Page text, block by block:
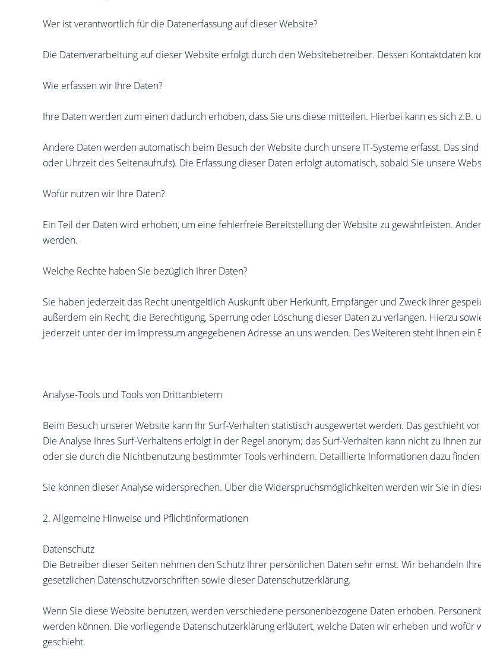
Wer ist verantwortlich für die Datenerfassung auf dieser Website?
Die Datenverarbeitung auf dieser Website erfolgt durch den Websitebetreiber. Dessen Kontaktdaten
Wie erfassen wir Ihre Daten?
Ihre Daten werden zum einen dadurch erhoben, dass Sie uns diese mitteilen. Hierbei kann es sich
Andere Daten werden automatisch beim Besuch der Website durch unsere IT-Systeme erfasst. Das
oder Uhrzeit des Seitenaufrufs). Die Erfassung dieser Daten erfolgt automatisch, sobald Sie unsere
Wofür nutzen wir Ihre Daten?
Ein Teil der Daten wird erhoben, um eine fehlerfreie Bereitstellung der Website zu gewährleisten.
werden.
Welche Rechte haben Sie bezüglich Ihrer Daten?
Sie haben jederzeit das Recht unentgeltlich Auskunft über Herkunft, Empfänger und Zweck Ihrer
außerdem ein Recht, die Berechtigung, Sperrung oder Löschung dieser Daten zu verlangen. Hierzu
jederzeit unter der im Impressum angegebenen Adresse an uns wenden. Des Weiteren steht Ihnen
Analyse-Tools und Tools von Drittanbietern
Beim Besuch unserer Website kann Ihr Surf-Verhalten statistisch ausgewertet werden. Das geschieht
Die Analyse Ihres Surf-Verhaltens erfolgt in der Regel anonym; das Surf-Verhalten kann nicht zu Ihnen
oder sie durch die Nichtbenutzung bestimmter Tools verhindern. Detaillierte Informationen dazu
Sie können dieser Analyse widersprechen. Über die Widerspruchsmöglichkeiten werden wir Sie in
2. Allgemeine Hinweise und Pflichtinformationen
Datenschutz
Die Betreiber dieser Seiten nehmen den Schutz Ihrer persönlichen Daten sehr ernst. Wir behandeln
gesetzlichen Datenschutzvorschriften sowie dieser Datenschutzerklärung.
Wenn Sie diese Website benutzen, werden verschiedene personenbezogene Daten erhoben.
werden können. Die vorliegende Datenschutzerklärung erläutert, welche Daten wir erheben und wofür
geschieht.